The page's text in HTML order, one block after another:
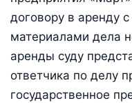
договору в аренду
материалами дела
аренды суду
ответчика по делу
государственное